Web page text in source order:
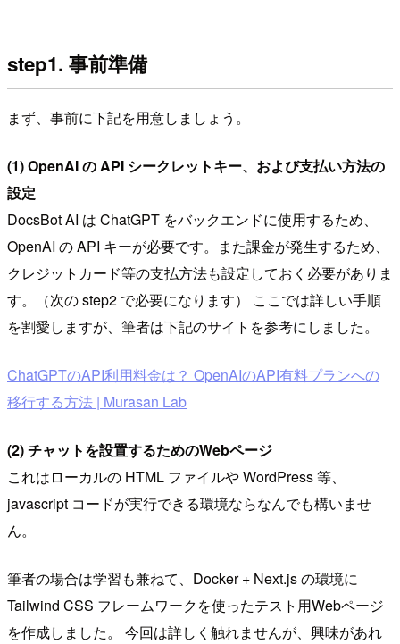
step1. 事前準備
まず、事前に下記を用意しましょう。
(1) OpenAI の API シークレットキー、および支払い方法の
設定
DocsBot AI は ChatGPT をバックエンドに使用するため、
OpenAI の API キーが必要です。また課金が発生するため、
クレジットカード等の支払方法も設定しておく必要がありま
す。（次の step2 で必要になります） ここでは詳しい手順
を割愛しますが、筆者は下記のサイトを参考にしました。
ChatGPTのAPI利用料金は？ OpenAIのAPI有料プランへの
移行する方法 | Murasan Lab
(2) チャットを設置するためのWebページ
これはローカルの HTML ファイルや WordPress 等、
javascript コードが実行できる環境ならなんでも構いませ
ん。
筆者の場合は学習も兼ねて、Docker + Next.js の環境に
Tailwind CSS フレームワークを使ったテスト用Webページ
を作成しました。 今回は詳しく触れませんが、興味があれ